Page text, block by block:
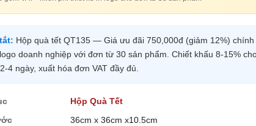
Hộp quà tết QT135 — Giá ưu đãi 750,000đ (giảm 12%)
doanh nghiệp với đơn từ 30 sản phẩm. Chiết khấu 8-15%
4 ngày, xuất hóa đơn VAT đầy đủ.
Hộp Quà Tết
36cm x 36cm x10.5cm